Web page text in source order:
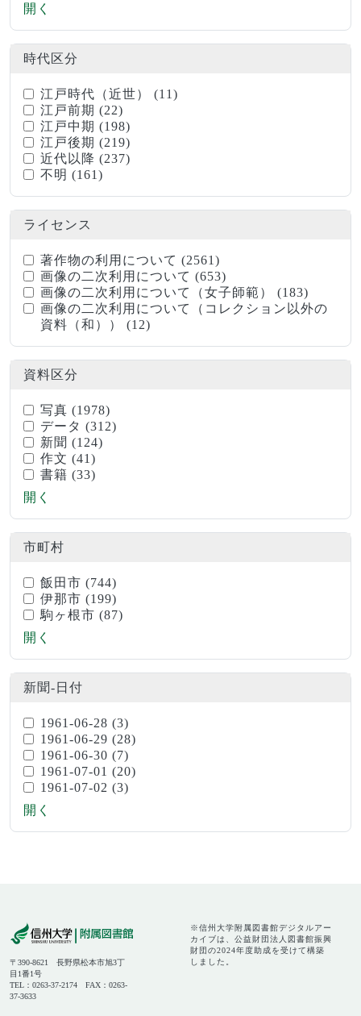
開く
時代区分
江戸時代（近世）
(11)
江戸前期 (22)
江戸中期 (198)
江戸後期 (219)
近代以降 (237)
不明 (161)
ライセンス
著作物の利用について (2561)
画像の二次利用について (653)
画像の二次利用について（女子師範）
(183)
画像の二次利用について（コレクション以外の
資料（和））
(12)
資料区分
写真 (1978)
データ (312)
新聞 (124)
作文 (41)
書籍 (33)
開く
市町村
飯田市 (744)
伊那市 (199)
駒ヶ根市 (87)
開く
新聞-日付
1961-06-28 (3)
1961-06-29 (28)
1961-06-30 (7)
1961-07-01 (20)
1961-07-02 (3)
開く
〒390-8621 長野県松本市旭3丁
目1番1号
TEL：0263-37-2174 FAX：0263-
37-3633
※信州大学附属図書館デジタルアー
カイブは、公益財団法人図書館振興
財団の2024年度助成を受けて構築
しました。